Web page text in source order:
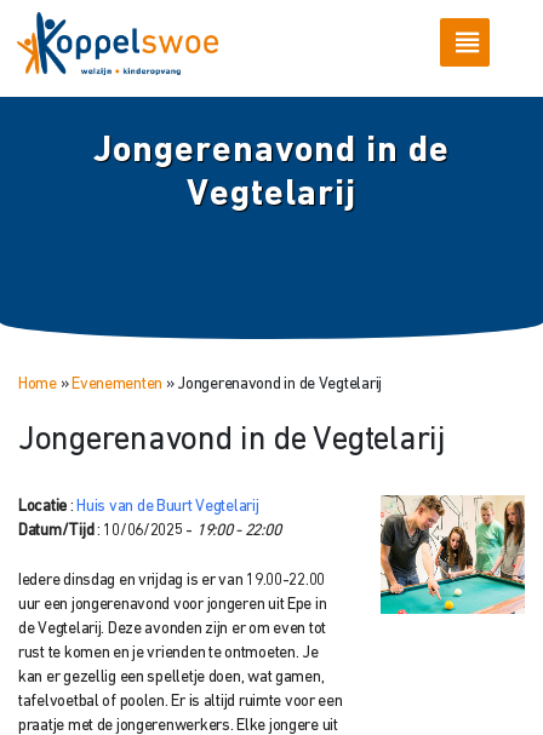
Jongerenavond in de
Vegtelarij
Home» Evenementen » Jongerenavond in de Vegtelarij
Jongerenavond in de Vegtelarij
Locatie : Huis van de Buurt Vegtelarij
Datum/Tijd : 10/06/2025 - 19:00 - 22:00
Iedere dinsdag en vrijdag is er van 19.00-22.00
uur een jongerenavond voor jongeren uit Epe in
de Vegtelarij. Deze avonden zijn er om even tot
rust te komen en je vrienden te ontmoeten. Je
kan er gezellig een spelletje doen, wat gamen,
tafelvoetbal of poolen. Er is altijd ruimte voor een
praatje met de jongerenwerkers. Elke jongere uit